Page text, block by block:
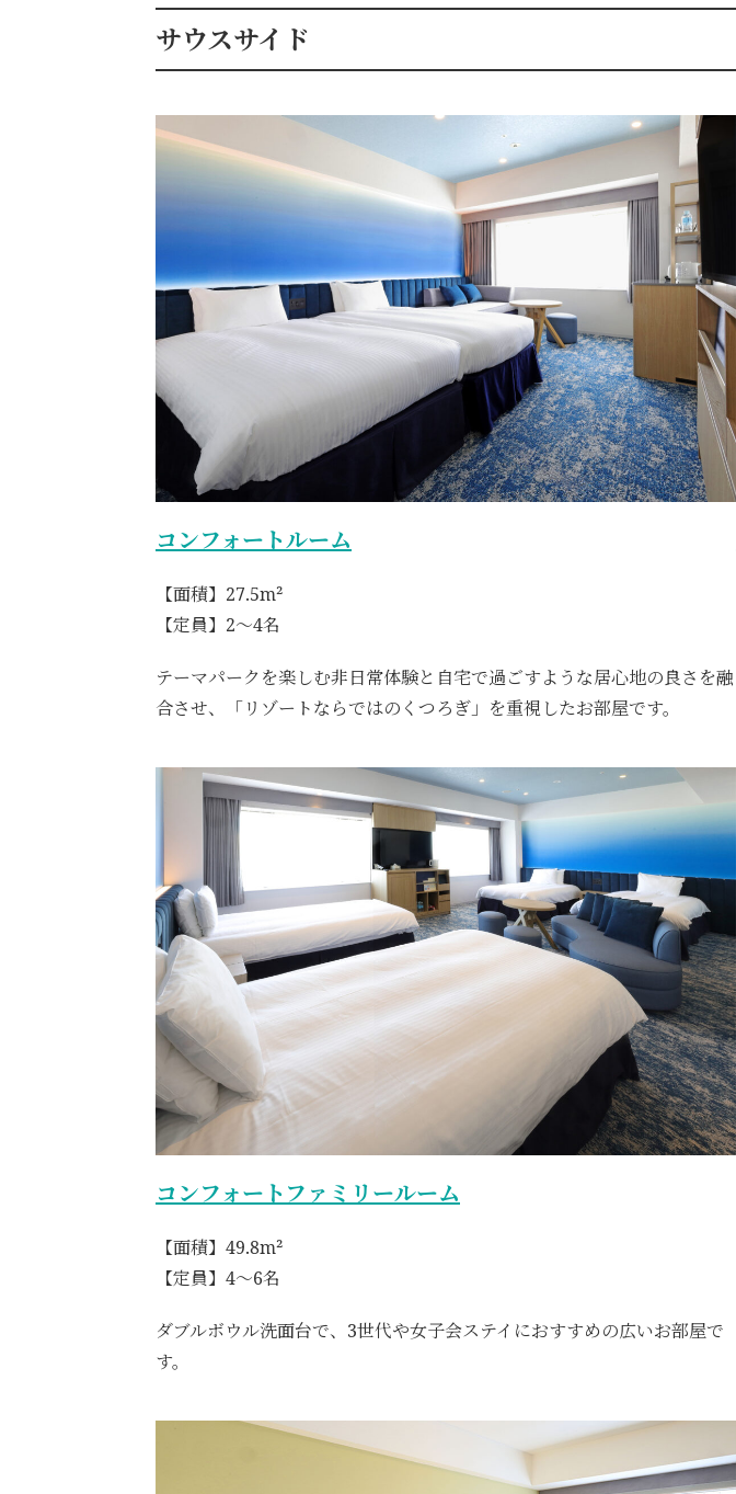
サウスサイド
コンフォートルーム
【面積】27.5m²
【定員】2～4名
テーマパークを楽しむ非日常体験と自宅で過ごすような居心地の良さを融
合させ、「リゾートならではのくつろぎ」を重視したお部屋です。
コンフォートファミリールーム
【面積】49.8m²
【定員】4～6名
ダブルボウル洗面台で、3世代や女子会ステイにおすすめの広いお部屋で
す。